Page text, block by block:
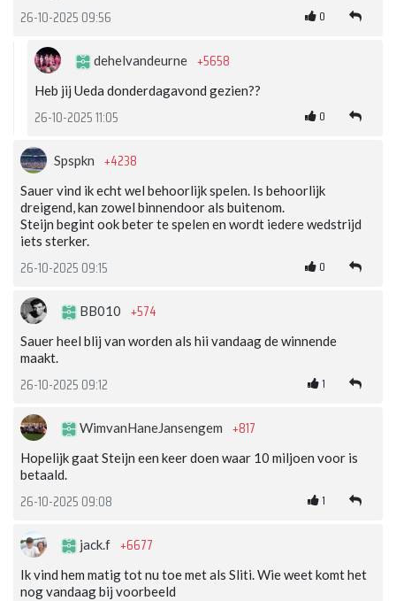
26-10-2025 09:56 0
dehelvandeurne +5658
Heb jij Ueda donderdagavond gezien??
26-10-2025 11:05 0
Spspkn +4238
Sauer vind ik echt wel behoorlijk spelen. Is behoorlijk
dreigend, kan zowel binnendoor als buitenom.
Steijn begint ook beter te spelen en wordt iedere wedstrijd
iets sterker.
26-10-2025 09:15 0
BB010 +574
Sauer heel blij van worden als hii vandaag de winnende
maakt.
26-10-2025 09:12 1
WimvanHaneJansengem +817
Hopelijk gaat Steijn een keer doen waar 10 miljoen voor is
betaald.
26-10-2025 09:08 1
jack.f +6677
Ik vind hem matig tot nu toe met als Sliti. Wie weet komt het
nog vandaag bij voorbeeld